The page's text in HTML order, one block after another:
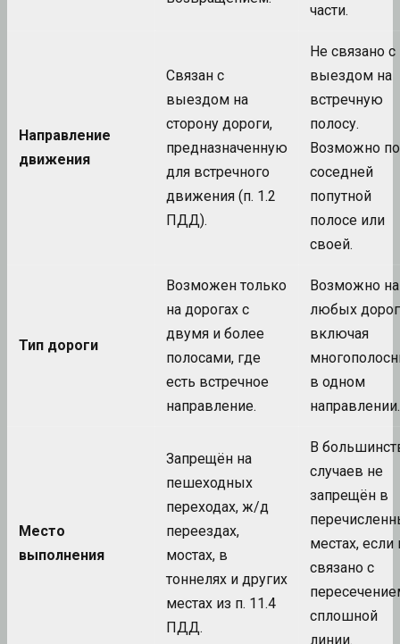
части.
Направление
движения
Связан с
выездом на
сторону дороги,
предназначенную
для встречного
движения (п. 1.2
ПДД).
Не связано с
выездом на
встречную
полосу.
Возможно по
соседней
попутной
полосе или
своей.
Тип дороги
Возможен только
на дорогах с
двумя и более
полосами, где
есть встречное
направление.
Возможно на
любых
включая
в одном
направлении.
Место
выполнения
Запрещён на
пешеходных
переходах, ж/д
переездах,
мостах, в
тоннелях и других
местах из п. 11.4
ПДД.
В
случаев не
запрещён в
местах, если
связано с
сплошной
линии.